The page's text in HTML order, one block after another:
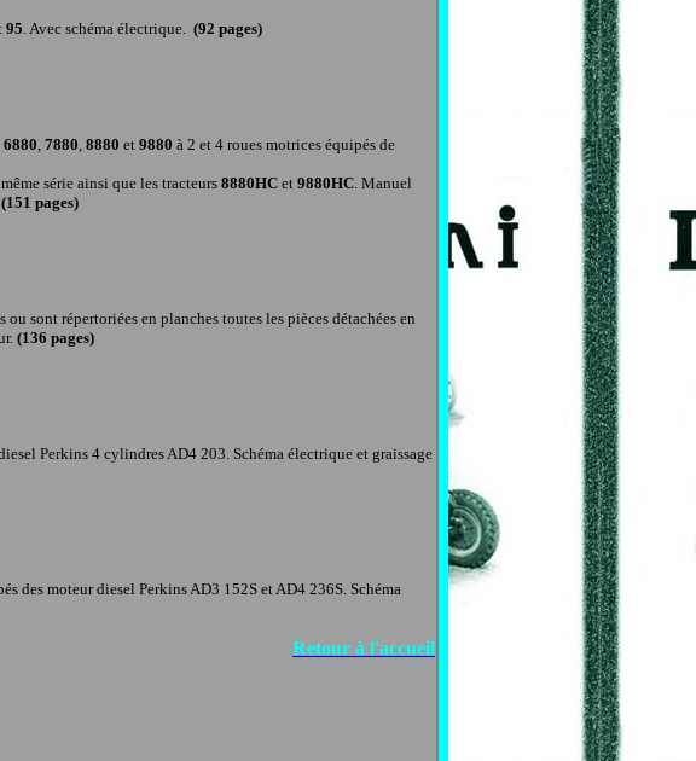
95. Avec schéma électrique. (92 pages)
6880, 7880, 8880 et 9880 à 2 et 4 roues motrices équipés de
série ainsi que les tracteurs8880HC et 9880HC. Manuel
(151 pages)
ou sont répertoriées en planches toutes les pièces détachées en
(136 pages)
Perkins 4 cylindres AD4 203. Schéma électrique et graissage
des moteur diesel Perkins AD3 152S et AD4 236S. Schéma
Retour à l'accueil